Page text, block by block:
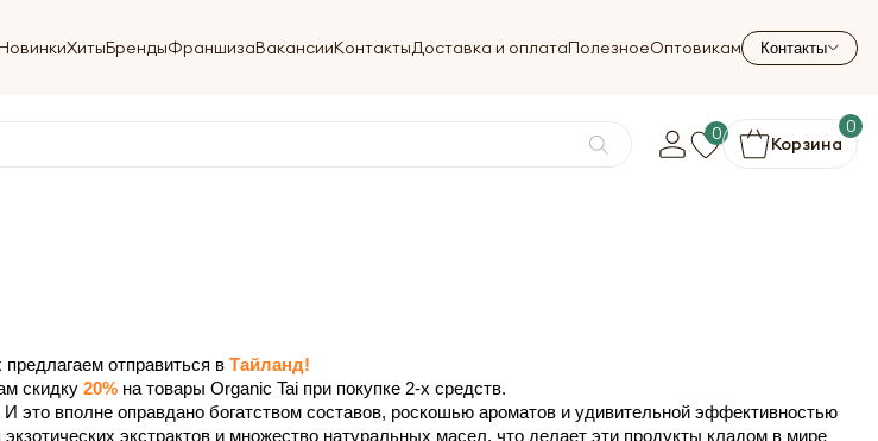
НовинкиХитыБрендыФраншизаВакансииКонтактыДоставка и оплатаПолезноеОптовикам Контакты
0 Корзина
0
отправиться в Тайланд!
скидку 20%на товары Organic Tai при покупке 2-х средств.
это вполне оправдано богатством составов, роскошью ароматов и удивительной эффективностью
экстрактов и множество натуральных масел, что делает эти продукты кладом в мире